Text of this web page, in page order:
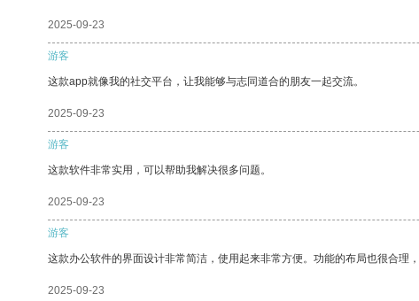
2025-09-23
游客
这款app就像我的社交平台，让我能够与志同道合的朋友一起交流。
2025-09-23
游客
这款软件非常实用，可以帮助我解决很多问题。
2025-09-23
游客
这款办公软件的界面设计非常简洁，使用起来非常方便。功能的布局也很合理，
2025-09-23